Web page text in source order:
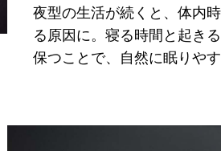
夜型の生活が続くと、体内
る原因に。寝る時間と起き
保つことで、自然に眠りや